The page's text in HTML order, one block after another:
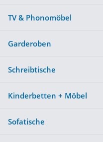
TV & Phonomöbel
Garderoben
Schreibtische
Kinderbetten + Möbel
Sofatische